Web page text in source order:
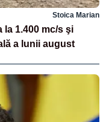
Stoica Marian
la 1.400 mc/s şi
a lunii august